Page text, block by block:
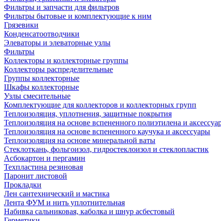
Фильтры и запчасти для фильтров
Фильтры бытовые и комплектующие к ним
Грязевики
Конденсатоотводчики
Элеваторы и элеваторные узлы
Фильтры
Коллекторы и коллекторные группы
Коллекторы распределительные
Группы коллекторные
Шкафы коллекторные
Узлы смесительные
Комплектующие для коллекторов и коллекторных групп
Теплоизоляция, уплотнения, защитные покрытия
Теплоизоляция на основе вспененного полиэтилена и
Теплоизоляция на основе вспененного каучука и аксессуары
Теплоизоляция на основе минеральной ваты
Стеклоткань, фольгоизол, гидростеклоизол и стеклопластик
Асбокартон и пергамин
Техпластина резиновая
Паронит листовой
Прокладки
Лен сантехнический и мастика
Лента ФУМ и нить уплотнительная
Набивка сальниковая, каболка и шнур асбестовый